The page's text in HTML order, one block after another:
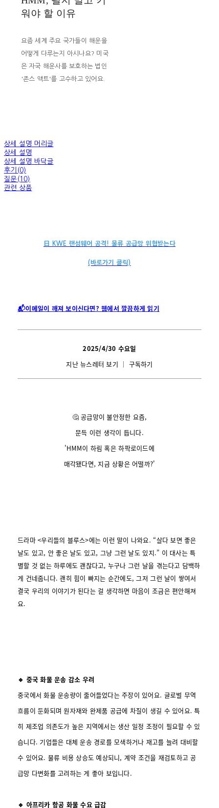
워야 할 이유
요즘 세계 주요 국가들이 해운을
어떻게 다루는지 아시나요? 미국
은 자국 해운사를 보호하는 법인
'존스 액트'를 고수하고 있어요.
상세 설명 머리글
상세 설명
상세 설명 바닥글
후기(0)
질문(10)
관련 상품
日 KWE 랜섬웨어 공격! 물류 공급망 위협받는다
(바로가기 클릭)
📬이메일이 깨져 보이신다면? 웹에서 깔끔하게 읽기
2025/4/30 수요일
지난 뉴스레터 보기 │ 구독하기
🤔 공급망이 불안정한 요즘,
문득 이런 생각이 듭니다.
'HMM이 하림 혹은 하팍로이드에
매각됐다면, 지금 상황은 어떨까?'
드라마 <우리들의 블루스>에는 이런 말이 나와요. “살다 보면 좋은
날도 있고, 안 좋은 날도 있고, 그냥 그런 날도 있지.” 이 대사는 특
별할 것 없는 하루에도 괜찮다고, 누구나 그런 날을 겪는다고 담백하
게 건네줍니다. 괜히 힘이 빠지는 순간에도, 그저 그런 날이 쌓여서
결국 우리의 이야기가 된다는 걸 생각하면 마음이 조금은 편안해져
요.
🔹 중국 화물 운송 감소 우려
중국에서 화물 운송량이 줄어들었다는 주장이 있어요. 글로벌 무역
흐름이 둔화되며 원자재와 완제품 공급에 차질이 생길 수 있어요. 특
히 제조업 의존도가 높은 지역에서는 생산 일정 조정이 필요할 수 있
습니다. 기업들은 대체 운송 경로를 모색하거나 재고를 늘려 대비할
수 있어요. 물류 비용 상승도 예상되니, 계약 조건을 재검토하고 공
급망 다변화를 고려하는 게 좋아 보입니다.
🔹 아프리카 항공 화물 수요 급감